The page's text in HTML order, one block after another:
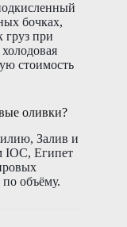
бочках,
груз при
стоимость
оливки?
Залив и
Египет
объёму.